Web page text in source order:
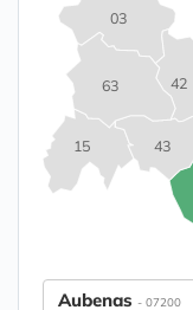
03
15
42
43
63
Aubenas - 07200